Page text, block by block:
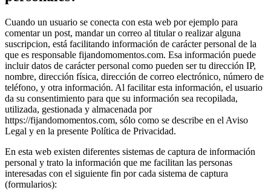
Cuando un usuario se conecta con esta web por ejemplo para
comentar un post, mandar un correo al titular o realizar alguna
suscripcion, está facilitando información de carácter personal de la
que es responsable fijandomomentos.com. Esa información puede
incluir datos de carácter personal como pueden ser tu dirección IP,
nombre, dirección física, dirección de correo electrónico, número de
teléfono, y otra información. Al facilitar esta información, el usuario
da su consentimiento para que su información sea recopilada,
utilizada, gestionada y almacenada por
https://fijandomomentos.com, sólo como se describe en el Aviso
Legal y en la presente Política de Privacidad.
En esta web existen diferentes sistemas de captura de información
personal y trato la información que me facilitan las personas
interesadas con el siguiente fin por cada sistema de captura
(formularios):